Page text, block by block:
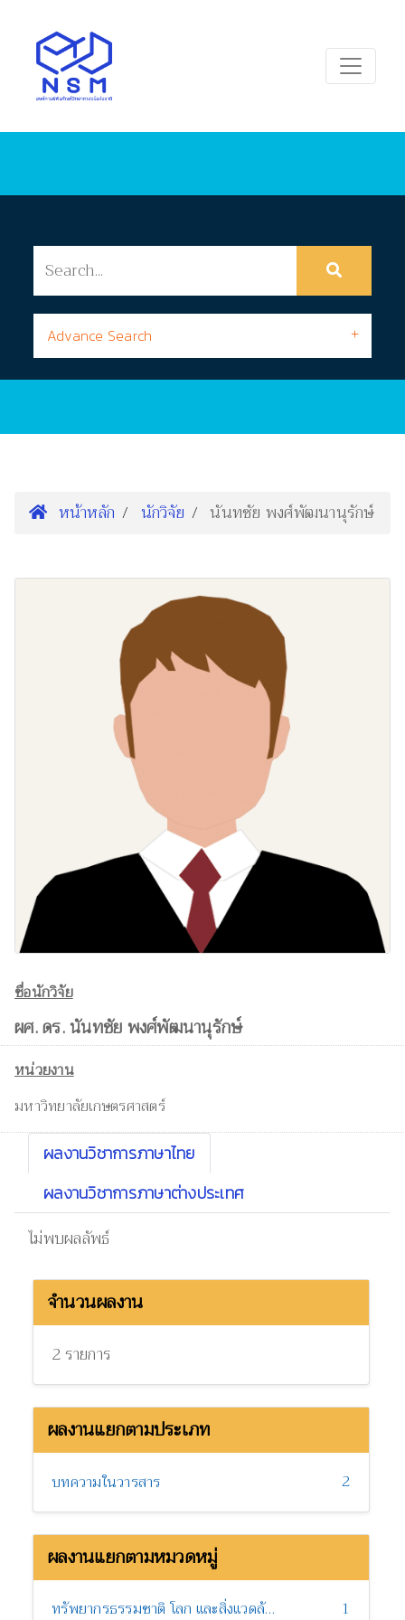
Advance Search
หน้าหลัก นักวิจัย นันทชัย พงศ์พัฒนานุรักษ์
ชื่อนักวิจัย
ผศ. ดร. นันทชัย พงศ์พัฒนานุรักษ์
หน่วยงาน
มหาวิทยาลัยเกษตรศาสตร์
ผลงานวิชาการภาษาไทย
ผลงานวิชาการภาษาต่างประเทศ
ไม่พบผลลัพธ์
จำนวนผลงาน
2 รายการ
ผลงานแยกตามประเภท
บทความในวารสาร 2
ผลงานแยกตามหมวดหมู่
ทรัพยากรธรรมชาติ โลก และสิ่งแวดล้อม 1